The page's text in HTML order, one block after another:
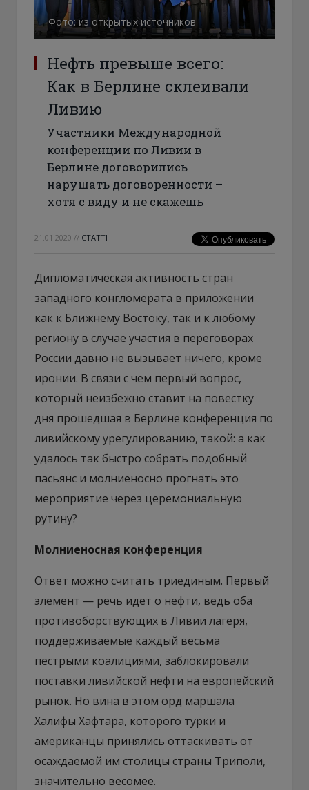
Фото: из открытых источников
Нефть превыше всего:
Как в Берлине склеивали
Ливию
Участники Международной
конференции по Ливии в
Берлине договорились
нарушать договоренности –
хотя с виду и не скажешь
21.01.2020 // СТАТТІ
Дипломатическая активность стран
западного конгломерата в приложении
как к Ближнему Востоку, так и к любому
региону в случае участия в переговорах
России давно не вызывает ничего, кроме
иронии. В связи с чем первый вопрос,
который неизбежно ставит на повестку
дня прошедшая в Берлине конференция по
ливийскому урегулированию, такой: а как
удалось так быстро собрать подобный
пасьянс и молниеносно прогнать это
мероприятие через церемониальную
рутину?
Молниеносная конференция
Ответ можно считать триединым. Первый
элемент — речь идет о нефти, ведь оба
противоборствующих в Ливии лагеря,
поддерживаемые каждый весьма
пестрыми коалициями, заблокировали
поставки ливийской нефти на европейский
рынок. Но вина в этом орд маршала
Халифы Хафтара, которого турки и
американцы принялись оттаскивать от
осаждаемой им столицы страны Триполи,
значительно весомее.